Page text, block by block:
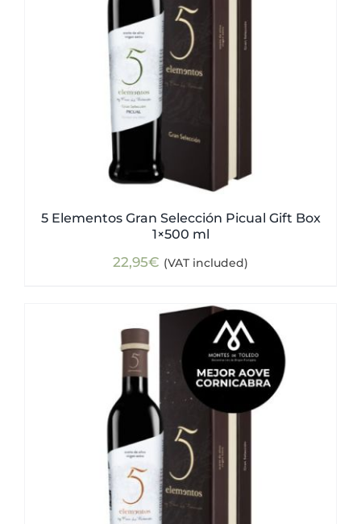
5 Elementos Gran Selección Picual Gift Box
1×500 ml
22,95€ (VAT included)